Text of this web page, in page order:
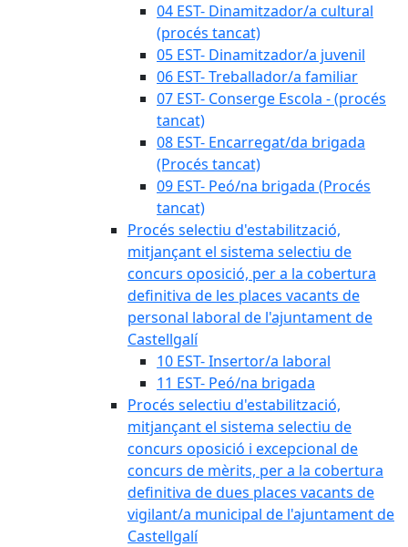
04 EST- Dinamitzador/a cultural
(procés tancat)
05 EST- Dinamitzador/a juvenil
06 EST- Treballador/a familiar
07 EST- Conserge Escola - (procés
tancat)
08 EST- Encarregat/da brigada
(Procés tancat)
09 EST- Peó/na brigada (Procés
tancat)
Procés selectiu d'estabilització,
mitjançant el sistema selectiu de
concurs oposició, per a la cobertura
definitiva de les places vacants de
personal laboral de l'ajuntament de
Castellgalí
10 EST- Insertor/a laboral
11 EST- Peó/na brigada
Procés selectiu d'estabilització,
mitjançant el sistema selectiu de
concurs oposició i excepcional de
concurs de mèrits, per a la cobertura
definitiva de dues places vacants de
vigilant/a municipal de l'ajuntament de
Castellgalí